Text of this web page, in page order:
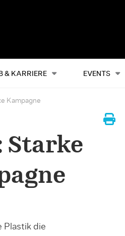
& KARRIERE EVENTS
Alles Events
Kampagne
Starke
Plastik die